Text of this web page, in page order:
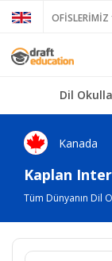
OFİSLERİMİZ
Dil
Kanada
Kaplan
Tüm Dünyanın Dil